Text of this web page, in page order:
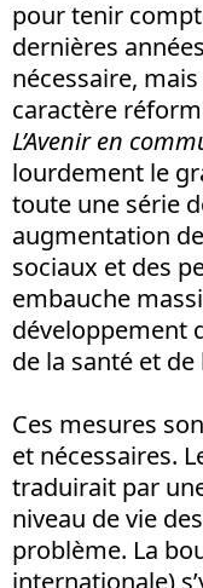
pour tenir
dernières
nécessaire,
caractère
L’Avenir en
lourdement le
toute une série
augmentation
sociaux et des
embauche
développement
de la santé et
Ces mesures
et nécessaires.
traduirait par
niveau de vie
problème. La
internationale)